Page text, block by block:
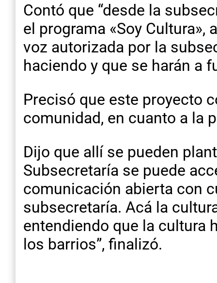
Contó que “desde la
el programa «Soy Cultura»,
voz autorizada por la
haciendo y que se harán a
Precisó que este proyecto
comunidad, en cuanto a la
Dijo que allí se pueden
Subsecretaría se puede
comunicación abierta con
subsecretaría. Acá la
entendiendo que la cultura
los barrios”, finalizó.